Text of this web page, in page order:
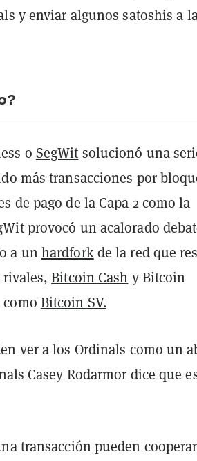
y enviar algunos satoshis a
o SegWit solucionó una
más transacciones por
de pago de la Capa 2 como la
provocó un acalorado
a un hardforkde la red que
rivales,Bitcoin Cash y Bitcoin
Bitcoin SV.
ver a los Ordinals como un
Casey Rodarmor dice que
transacción pueden